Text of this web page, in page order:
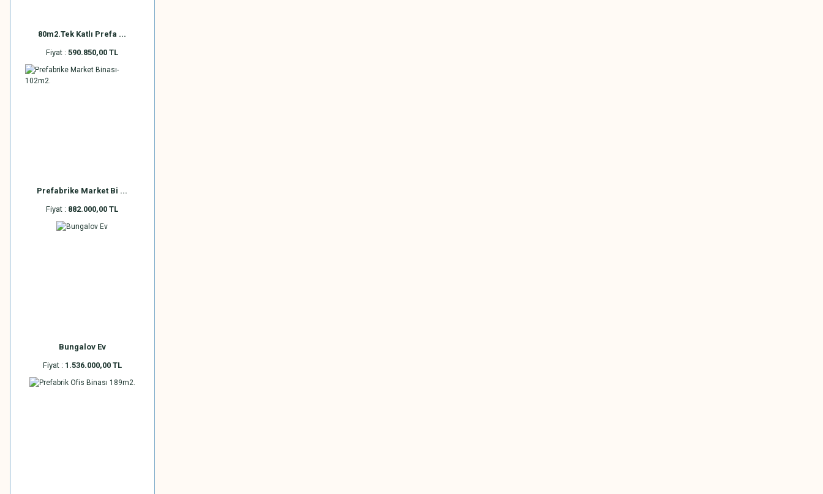
80m2.Tek Katlı Prefa ...
Fiyat :590.850,00 TL
Prefabrike Market Bi ...
Fiyat : 882.000,00 TL
Bungalov Ev
Fiyat : 1.536.000,00 TL